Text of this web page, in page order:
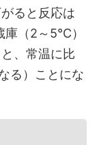
ると反応は
庫（2～5℃）
、常温に比
る）ことにな